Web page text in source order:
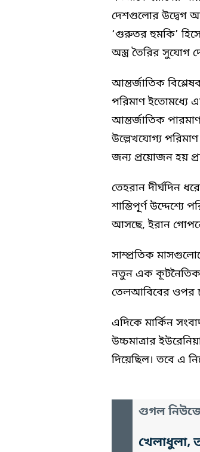
দেশগুলোর উদ্বেগ
‘গুরুতর হুমকি’
অস্ত্র তৈরির সুযোগ
আন্তর্জাতিক
পরিমাণ ইতোমধ্যে
আন্তর্জাতিক
উল্লেখযোগ্য
জন্য প্রয়োজন হয়
তেহরান দীর্ঘদিন
শান্তিপূর্ণ উদ্দেশ্যে
আসছে, ইরান গোপনে
সাম্প্রতিক
নতুন এক কূটনৈতিক
তেলআবিবের ওপর
এদিকে মার্কিন
উচ্চমাত্রার
দিয়েছিল। তবে এ
গুগল
খেলাধুলা,